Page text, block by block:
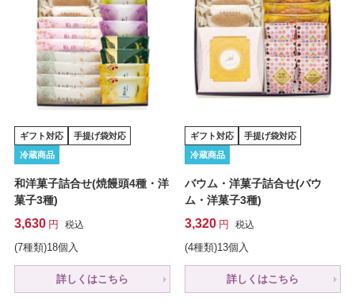
ギフト対応 手提げ袋対応
冷蔵商品
和洋菓子詰合せ(焼饅頭4種・洋
菓子3種)
3,630 税込
(7種類)18個入
詳しくはこちら
ギフト対応 手提げ袋対応
冷蔵商品
バウム・洋菓子詰合せ(バウ
ム・洋菓子3種)
3,320 税込
(4種類)13個入
詳しくはこちら